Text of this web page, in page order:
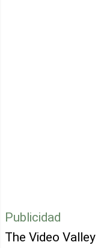
Publicidad
The Video